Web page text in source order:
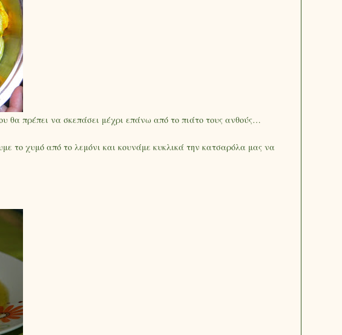
θα πρέπει να σκεπάσει μέχρι επάνω από το πιάτο τους ανθούς…
το χυμό από το λεμόνι και κουνάμε κυκλικά την κατσαρόλα μας να